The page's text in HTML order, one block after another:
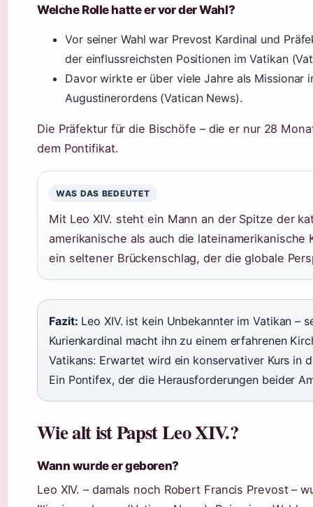
Welche Rolle hatte er vor der Wahl?
Vor seiner Wahl war Prevost Kardinal und
der einflussreichsten Positionen im Vatikan
Davor wirkte er über viele Jahre als Missionar
Augustinerordens (Vatican News).
Die Präfektur für die Bischöfe – die er nur 28
dem Pontifikat.
WAS DAS BEDEUTET
Mit Leo XIV. steht ein Mann an der Spitze der
amerikanische als auch die
ein seltener Brückenschlag, der die globale
Fazit: Leo XIV. ist kein Unbekannter im Vatikan –
Kurienkardinal macht ihn zu einem erfahrenen
Vatikans: Erwartet wird ein konservativer Kurs in
Ein Pontifex, der die Herausforderungen beider
Wie alt ist Papst Leo XIV.?
Wann wurde er geboren?
Leo XIV. – damals noch Robert Francis Prevost –